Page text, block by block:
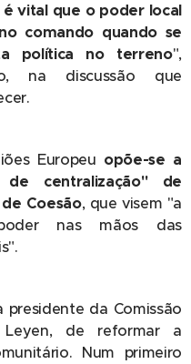
é vital que o poder local
comando quando se
política no terreno",
na discussão que
Europeu opõe-se a
centralização" de
Coesão, que visem "a
nas mãos das
da Comissão
de reformar a
Num primeiro